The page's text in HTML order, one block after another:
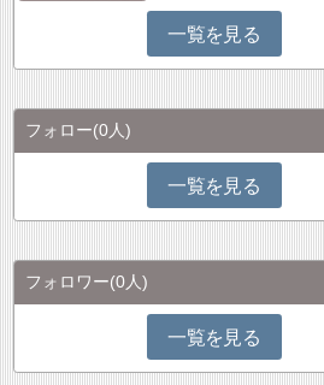
一覧を見る
フォロー(0人)
一覧を見る
フォロワー(0人)
一覧を見る